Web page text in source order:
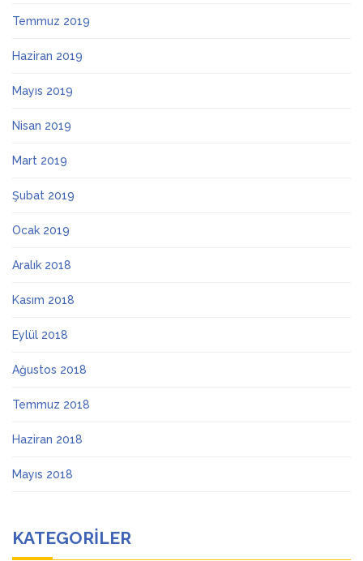
Temmuz 2019
Haziran 2019
Mayıs 2019
Nisan 2019
Mart 2019
Şubat 2019
Ocak 2019
Aralık 2018
Kasım 2018
Eylül 2018
Ağustos 2018
Temmuz 2018
Haziran 2018
Mayıs 2018
KATEGORILER